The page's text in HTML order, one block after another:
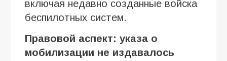
включая недавно созданные войска
беспилотных систем.
Правовой аспект: указа о
мобилизации не издавалось